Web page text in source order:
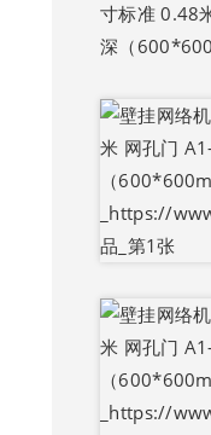
寸标准 0.48
深（